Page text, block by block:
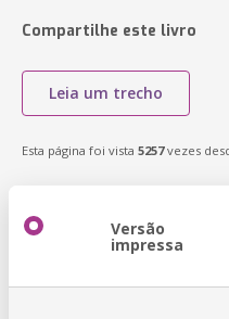
Compartilhe este livro
Leia um trecho
Esta página foi vista 5257vezes
Versão
impressa